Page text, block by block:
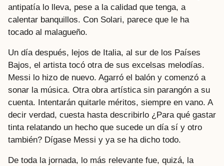
antipatía lo lleva, pese a la calidad que tenga, a
calentar banquillos. Con Solari, parece que le ha
tocado al malagueño.
Un día después, lejos de Italia, al sur de los Países
Bajos, el artista tocó otra de sus excelsas melodías.
Messi lo hizo de nuevo. Agarró el balón y comenzó a
sonar la música. Otra obra artística sin parangón a su
cuenta. Intentarán quitarle méritos, siempre en vano. A
decir verdad, cuesta hasta describirlo ¿Para qué gastar
tinta relatando un hecho que sucede un día sí y otro
también? Dígase Messi y ya se ha dicho todo.
De toda la jornada, lo más relevante fue, quizá, la